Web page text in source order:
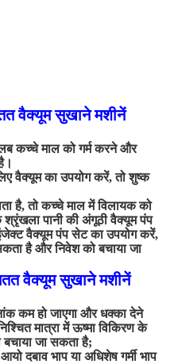
वैक्यूम सुखाने मशीनें
कच्चे माल को गर्म करने और
वैक्यूम का उपयोग करें, तो शुष्क
है, तो कच्चे माल में विलायक को
पानी की अंगूठी वैक्यूम पंप
वैक्यूम पंप सेट का उपयोग करें,
है और निवेश को बचाया जा
सतत वैक्यूम सुखाने मशीनें
कम हो जाएगा और धक्का देने
मात्रा में ऊष्मा विकिरण के
बचाया जा सकता है;
दबाव भाप या अधिशेष गर्मी भाप